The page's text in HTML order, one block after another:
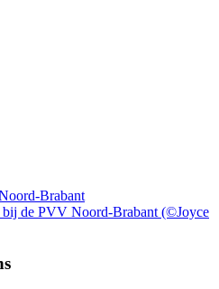
Brabant
bij de PVV Noord-Brabant (©Joyce